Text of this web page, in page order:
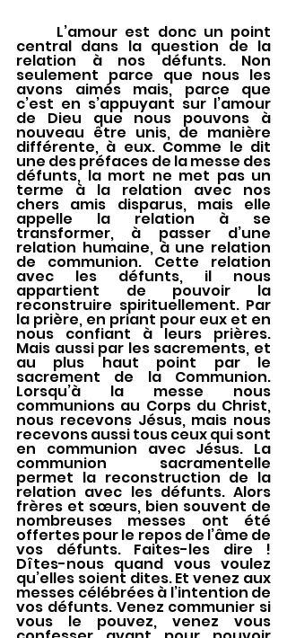
central dans la question de la
relation à nos défunts. Non
seulement parce que nous les
avons aimés mais, parce que
c’est en s’appuyant sur l’amour
de Dieu que nous pouvons à
nouveau être unis, de manière
différente, à eux. Comme le dit
une des préfaces de la messe des
défunts, la mort ne met pas un
terme à la relation avec nos
chers amis disparus, mais elle
appelle la relation à se
transformer, à passer d’une
relation humaine, à une relation
de communion. Cette relation
avec les défunts, il nous
appartient de pouvoir la
reconstruire spirituellement. Par
la prière, en priant pour eux et en
nous confiant à leurs prières.
Mais aussi par les sacrements, et
au plus haut point par le
sacrement de la Communion.
Lorsqu’à la messe nous
communions au Corps du Christ,
nous recevons Jésus, mais nous
recevons aussi tous ceux qui sont
en communion avec Jésus. La
communion sacramentelle
permet la reconstruction de la
relation avec les défunts. Alors
frères et sœurs, bien souvent de
nombreuses messes ont été
offertes pour le repos de l’âme de
vos défunts. Faites-les dire !
Dîtes-nous quand vous voulez
qu’elles soient dites. Et venez aux
messes célébrées à l’intention de
vos défunts. Venez communier si
vous le pouvez, venez vous